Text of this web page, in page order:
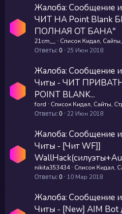
Жалоба:
ЧИТ НА Point
ПОЛНАЯ ОТ БАНА"
21cm__ Список Кидал,
Ответы 0 25 Июн 2018
Жалоба: Сообщение
Читы - ЧИТ
POINT BLANK...
ford Список Кидал, Сайты,
Ответы 0 22 Июн 2018
Жалоба: Сообщение
Читы - [Чит WF]]
nikita353434 Список Кидал,
Ответы 0 10 Мар 2018
Жалоба: Сообщение
Читы - [New] AIM Bot